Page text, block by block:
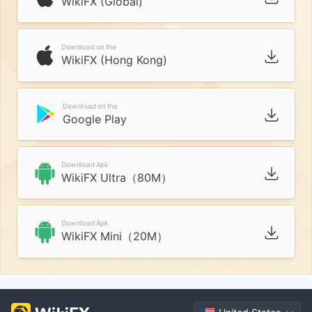
Download on the
WikiFX (Hong Kong)
Download on the
Google Play
Download Apk
WikiFX Ultra（80M）
Download Apk
WikiFX Mini（20M）